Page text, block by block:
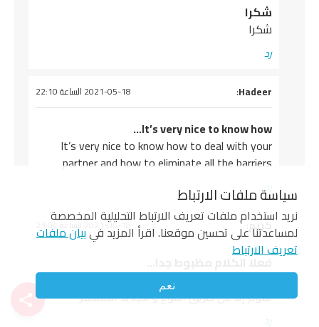
سياسة ملفات الارتباط
نريد استخدام ملفات تعريف الارتباط التحليلية المخصصة
لمساعدتنا على تحسين موقعنا. اقرأ المزيد فيبيان ملفات
تعريف الارتباط
نعم
شكرا
شكرا
رد
يقول
Hadeer
: 2021-05-18 الساعة 22:10
It’s very nice to know how…
It’s very nice to know how to deal with your
partner and how to eliminate all the barriers
رد
يقول
كريم: 2021-05-18 الساعة 23:04
فعلا الكلام مظبوط جدا…
فعلا الكلام مظبوط جدا والحياه الزوجه الناجحه لا
تقوم إلا عن طريق التنوع والتجديد المستمر
رد